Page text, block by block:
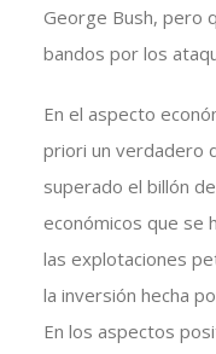
George Bush, pero
bandos por los
En el aspecto
priori un verdadero
superado el billón
económicos que se
las explotaciones
la inversión hecha
En los aspectos